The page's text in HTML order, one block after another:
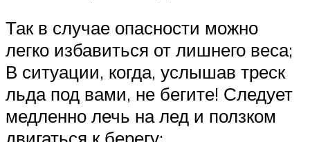
Так в случае опасности можно
легко избавиться от лишнего веса;
В ситуации, когда, услышав треск
льда под вами, не бегите! Следует
медленно лечь на лед и ползком